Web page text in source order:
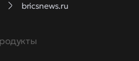
bricsnews.ru